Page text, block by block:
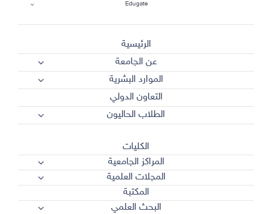
Edugate
الرئيسية
عن الجامعة
الموارد البشرية
التعاون الدولي
الطلاب الحاليون
الكليات
المراكز الجامعية
المجلات العلمية
المكتبة
البحث العلمي